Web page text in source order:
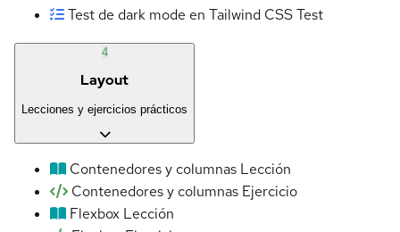
Test de dark mode en Tailwind CSSTest
4
Layout
Lecciones y ejercicios prácticos
Contenedores y columnas Lección
Contenedores y columnas Ejercicio
Flexbox Lección